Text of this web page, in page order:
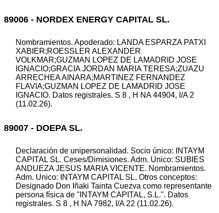
89006 - NORDEX ENERGY CAPITAL SL.
Nombramientos. Apoderado: LANDA ESPARZA PATXI
XABIER;ROESSLER ALEXANDER
VOLKMAR;GUZMAN LOPEZ DE LAMADRID JOSE
IGNACIO;GRACIA JORDAN MARIA TERESA;ZUAZU
ARRECHEA AINARA;MARTINEZ FERNANDEZ
FLAVIA;GUZMAN LOPEZ DE LAMADRID JOSE
IGNACIO. Datos registrales. S 8 , H NA 44904, I/A 2
(11.02.26).
89007 - DOEPA SL.
Declaración de unipersonalidad. Socio único: INTAYM
CAPITAL SL. Ceses/Dimisiones. Adm. Unico: SUBIES
ANDUEZA JESUS MARIA VICENTE. Nombramientos.
Adm. Unico: INTAYM CAPITAL SL. Otros conceptos:
Designado Don Iñaki Tainta Cuezva como representante
persona física de "INTAYM CAPITAL, S.L.". Datos
registrales. S 8 , H NA 7982, I/A 22 (11.02.26).